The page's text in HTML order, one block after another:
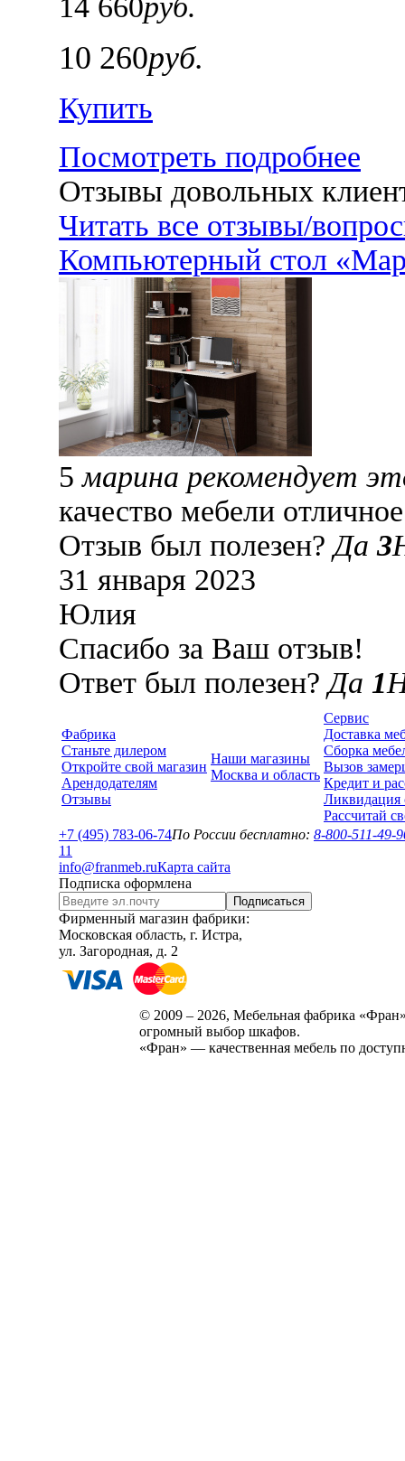
10 260руб.
Купить
Посмотреть подробнее
Отзывы довольных
Читать все отзывы/
Компьютерный стол
5 марина рекомендует
качество мебели
Отзыв был полезен?Да3
31 января 2023
Юлия
Спасибо за Ваш отзыв!
Ответ был полезен?Да 1
Фабрика
Станьте дилером
Откройте свой магазин
Арендодателям
Отзывы
Наши магазины
Москва и область
Сервис
Доставка
Сборка
Вызов
Кредит и
Ликвидация
Рассчитай
+7 (495) 783-06-74По России бесплатно: 8-800-511-49-
11
info@franmeb.ruКарта сайта
Подписка оформлена
Подписаться
Фирменный магазин фабрики:
Московская область, г. Истра,
ул. Загородная, д. 2
© 2009 – 2026, Мебельная фабрика
огромный выбор шкафов.
«Фран» — качественная мебель по